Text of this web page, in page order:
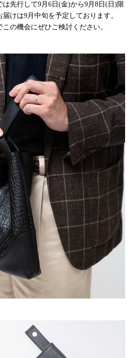
先行して9月6日(金)から9月8日(日)限
けは9月中旬を予定しております。
の機会にぜひご検討ください。